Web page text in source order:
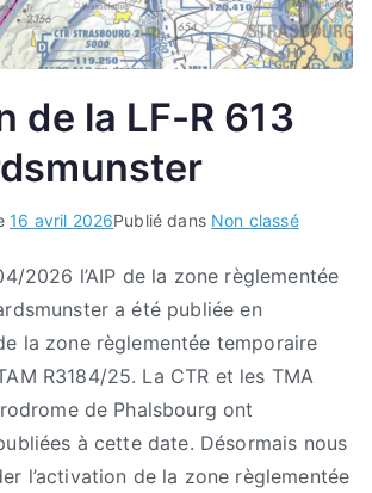
de la LF-R 613
16 avril 2026Publié dans Non classé
2026 l’AIP de la zone règlementée
a été publiée en
la zone règlementée temporaire
R3184/25. La CTR et les TMA
de Phalsbourg ont
à cette date. Désormais nous
l’activation de la zone règlementée